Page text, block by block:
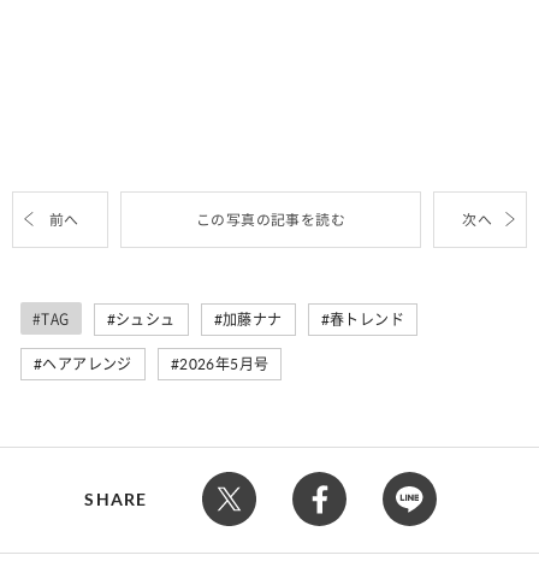
前へ この写真の記事を読む 次へ
#TAG シュシュ 加藤ナナ 春トレンド
ヘアアレンジ 2026年5月号
SHARE